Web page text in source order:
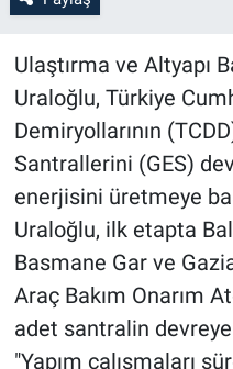
Ulaştırma ve Altyapı
Uraloğlu, Türkiye
Demiryollarının
Santrallerini (GES)
enerjisini üretmeye
Uraloğlu, ilk etapta
Basmane Gar ve
Araç Bakım Onarım
adet santralin devreye
"Yapım çalışmaları